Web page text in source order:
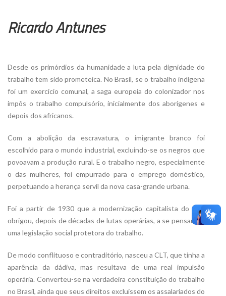
Ricardo Antunes
Desde os primórdios da humanidade a luta pela dignidade do
trabalho tem sido prometeica. No Brasil, se o trabalho indígena
foi um exercício comunal, a saga europeia do colonizador nos
impôs o trabalho compulsório, inicialmente dos aborígenes e
depois dos africanos.
Com a abolição da escravatura, o imigrante branco foi
escolhido para o mundo industrial, excluindo-se os negros que
povoavam a produção rural. E o trabalho negro, especialmente
o das mulheres, foi empurrado para o emprego doméstico,
perpetuando a herança servil da nova casa-grande urbana.
Foi a partir de 1930 que a modernização capitalista do país
obrigou, depois de décadas de lutas operárias, a se pensar em
uma legislação social protetora do trabalho.
De modo conflituoso e contraditório, nasceu a CLT, que tinha a
aparência da dádiva, mas resultava de uma real impulsão
operária. Converteu-se na verdadeira constituição do trabalho
no Brasil, ainda que seus direitos excluíssem os assalariados do